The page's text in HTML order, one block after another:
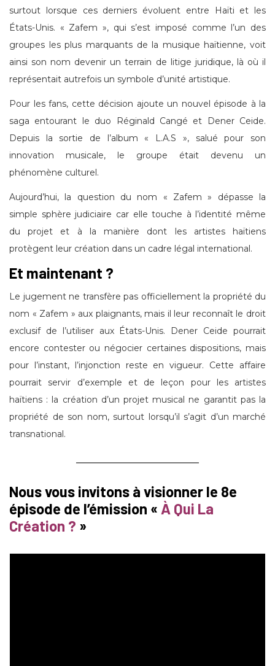
surtout lorsque ces derniers évoluent entre Haïti et les
États-Unis. « Zafem », qui s’est imposé comme l’un des
groupes les plus marquants de la musique haïtienne, voit
ainsi son nom devenir un terrain de litige juridique, là où il
représentait autrefois un symbole d’unité artistique.
Pour les fans, cette décision ajoute un nouvel épisode à la
saga entourant le duo Réginald Cangé et Dener Ceide.
Depuis la sortie de l’album « L.A.S », salué pour son
innovation musicale, le groupe était devenu un
phénomène culturel.
Aujourd’hui, la question du nom « Zafem » dépasse la
simple sphère judiciaire car elle touche à l’identité même
du projet et à la manière dont les artistes haïtiens
protègent leur création dans un cadre légal international.
Et maintenant ?
Le jugement ne transfère pas officiellement la propriété du
nom « Zafem » aux plaignants, mais il leur reconnaît le droit
exclusif de l’utiliser aux États-Unis. Dener Ceide pourrait
encore contester ou négocier certaines dispositions, mais
pour l’instant, l’injonction reste en vigueur. Cette affaire
pourrait servir d’exemple et de leçon pour les artistes
haïtiens : la création d’un projet musical ne garantit pas la
propriété de son nom, surtout lorsqu’il s’agit d’un marché
transnational.
Nous vous invitons à visionner le 8e
épisode de l’émission « À Qui La
Création ? »